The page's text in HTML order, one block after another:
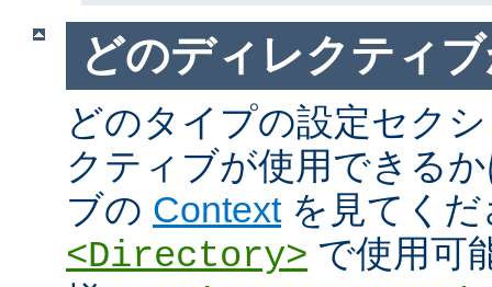
どのディレクティ
どのタイプの設定セク
クティブが使用できる
ブの Contextを見てくだ
<Directory> で使用可